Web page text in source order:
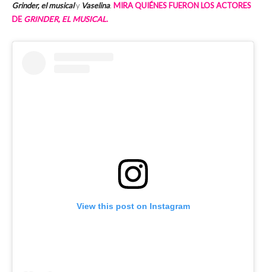
Grinder, el musicaly Vaselina. MIRA QUIÉNES FUERON LOS ACTORES
DE GRINDER, EL MUSICAL.
View this post on Instagram